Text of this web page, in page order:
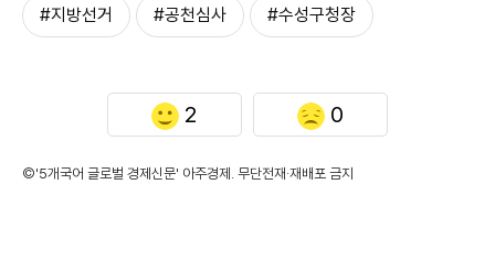
#지방선거 #공천심사 #수성구청장
2 0
©'5개국어 글로벌 경제신문' 아주경제. 무단전재·재배포 금지